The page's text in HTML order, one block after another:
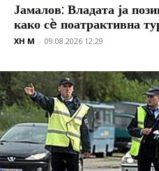
Јамалов: Владата ја
како сè поатрактивна
XH M - 09.08.2026 12:29